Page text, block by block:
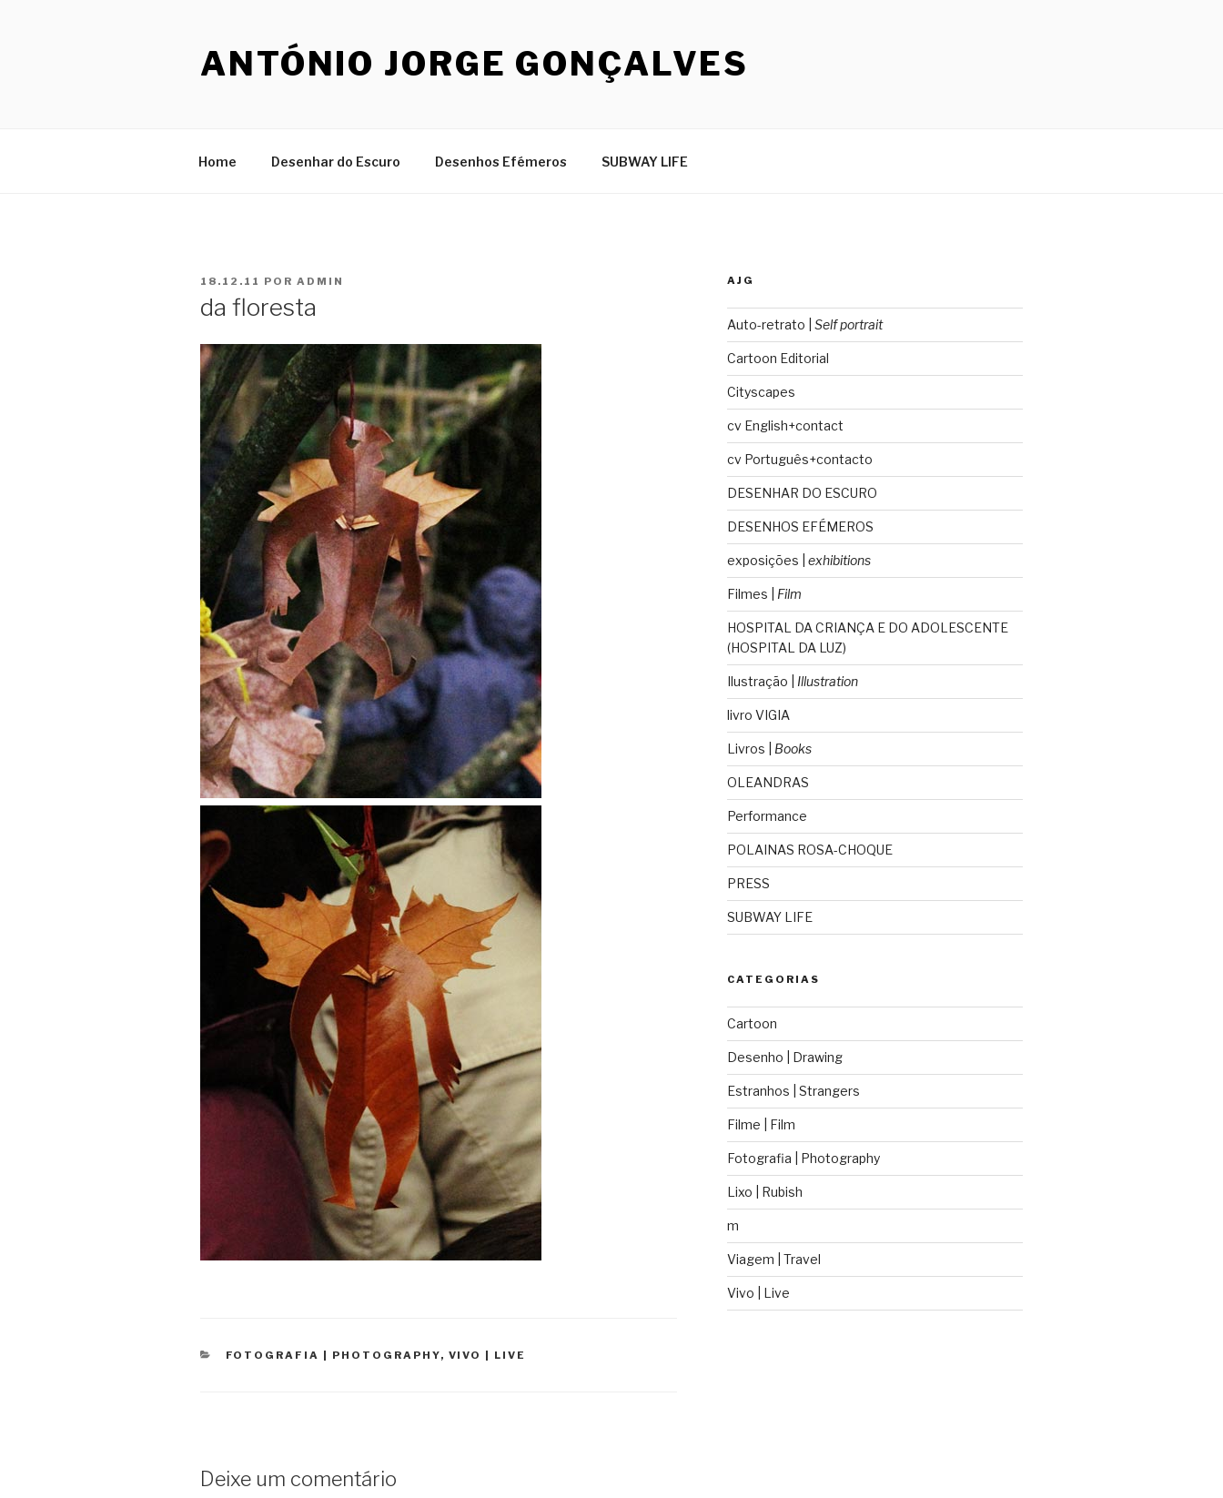
ANTÓNIO JORGE GONÇALVES
Home Desenhar do Escuro Desenhos Efémeros SUBWAY LIFE
PUBLICADO
EM
18.12.11 POR ADMIN
da floresta
CATEGORIAS
FOTOGRAFIA | PHOTOGRAPHY, VIVO | LIVE
Deixe um comentário
AJG
Auto-retrato | Self portrait
Cartoon Editorial
Cityscapes
cv English+contact
cv Português+contacto
DESENHAR DO ESCURO
DESENHOS EFÉMEROS
exposições | exhibitions
Filmes | Film
HOSPITAL DA CRIANÇA E DO ADOLESCENTE
(HOSPITAL DA LUZ)
Ilustração | Illustration
livro VIGIA
Livros | Books
OLEANDRAS
Performance
POLAINAS ROSA-CHOQUE
PRESS
SUBWAY LIFE
CATEGORIAS
Cartoon
Desenho | Drawing
Estranhos | Strangers
Filme | Film
Fotografia | Photography
Lixo | Rubish
m
Viagem | Travel
Vivo | Live